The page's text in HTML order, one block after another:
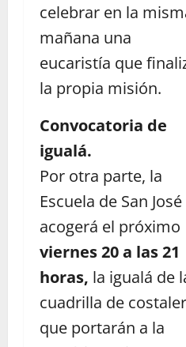
celebrar en la
mañana una
eucaristía que
la propia misión.
Convocatoria de
igualá.
Por otra parte, la
Escuela de San José
acogerá el próximo
viernes 20 a las 21
horas, la igualá de
cuadrilla de
que portarán a la